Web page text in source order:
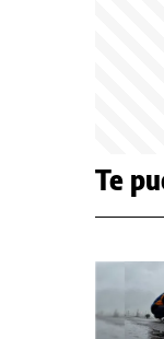
Te